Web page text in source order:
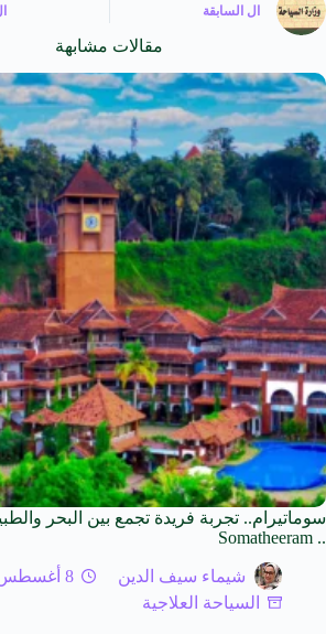
ال السابقة
مقالات مشابهة
سوماتيرام.. تجربة فريدة تجمع بين البحر
.. Somatheeram
شيماء سيف الدين
8 أغسطس 2026
السياحة العلاجية